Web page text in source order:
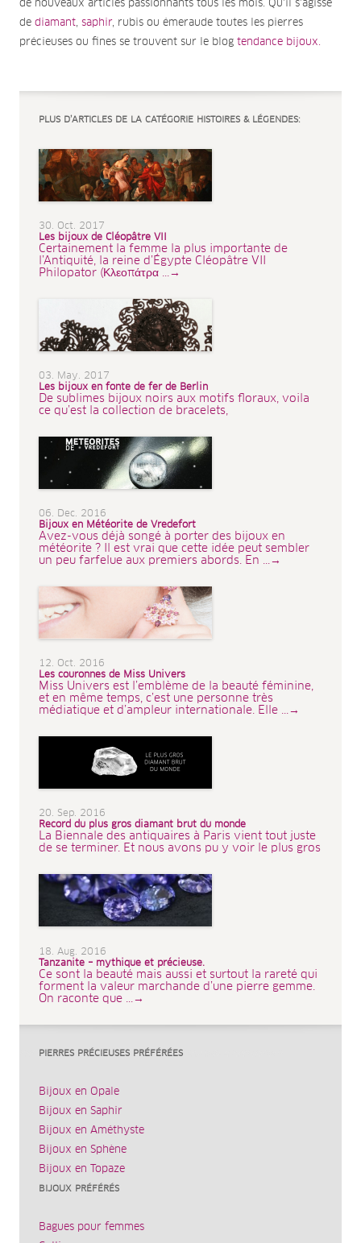
de nouveaux articles passionnants tous les mois. Qu'il s'agisse
de diamant, saphir, rubis ou émeraude toutes les pierres
précieuses ou fines se trouvent sur le blog tendance bijoux.
PLUS D’ARTICLES DE LA CATÉGORIE HISTOIRES & LÉGENDES:
30. Oct. 2017
Les bijoux de Cléopâtre VII
Certainement la femme la plus importante de
l’Antiquité, la reine d’Égypte Cléopâtre VII
Philopator (Κλεοπάτρα ...→
03. May. 2017
Les bijoux en fonte de fer de Berlin
De sublimes bijoux noirs aux motifs floraux, voila
ce qu’est la collection de bracelets,
06. Dec. 2016
Bijoux en Météorite de Vredefort
Avez-vous déjà songé à porter des bijoux en
météorite ? Il est vrai que cette idée peut sembler
un peu farfelue aux premiers abords. En ...→
12. Oct. 2016
Les couronnes de Miss Univers
Miss Univers est l’emblème de la beauté féminine,
et en même temps, c’est une personne très
médiatique et d’ampleur internationale. Elle ...→
20. Sep. 2016
Record du plus gros diamant brut du monde
La Biennale des antiquaires à Paris vient tout juste
de se terminer. Et nous avons pu y voir le plus gros
18. Aug. 2016
Tanzanite – mythique et précieuse.
Ce sont la beauté mais aussi et surtout la rareté qui
forment la valeur marchande d’une pierre gemme.
On raconte que ...→
PIERRES PRÉCIEUSES PRÉFÉRÉES
Bijoux en Opale
Bijoux en Saphir
Bijoux en Améthyste
Bijoux en Sphène
Bijoux en Topaze
BIJOUX PRÉFÉRÉS
Bagues pour femmes